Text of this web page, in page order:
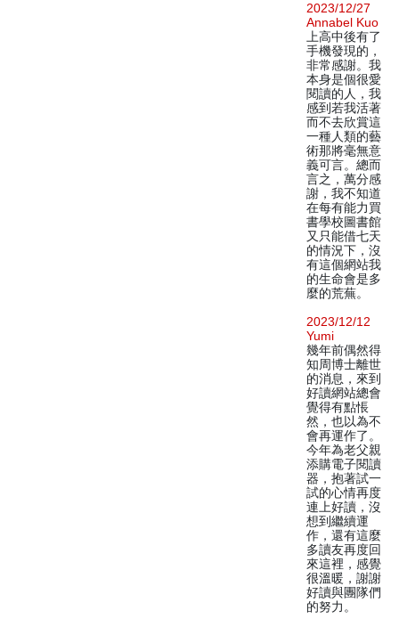
2023/12/27
Annabel Kuo
上高中後有了
手機發現的，
非常感謝。我
本身是個很愛
閱讀的人，我
感到若我活著
而不去欣賞這
一種人類的藝
術那將毫無意
義可言。總而
言之，萬分感
謝，我不知道
在每有能力買
書學校圖書館
又只能借七天
的情況下，沒
有這個網站我
的生命會是多
麼的荒蕪。
2023/12/12
Yumi
幾年前偶然得
知周博士離世
的消息，來到
好讀網站總會
覺得有點悵
然，也以為不
會再運作了。
今年為老父親
添購電子閱讀
器，抱著試一
試的心情再度
連上好讀，沒
想到繼續運
作，還有這麼
多讀友再度回
來這裡，感覺
很溫暖，謝謝
好讀與團隊們
的努力。